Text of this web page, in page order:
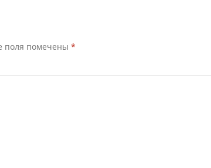
поля помечены *